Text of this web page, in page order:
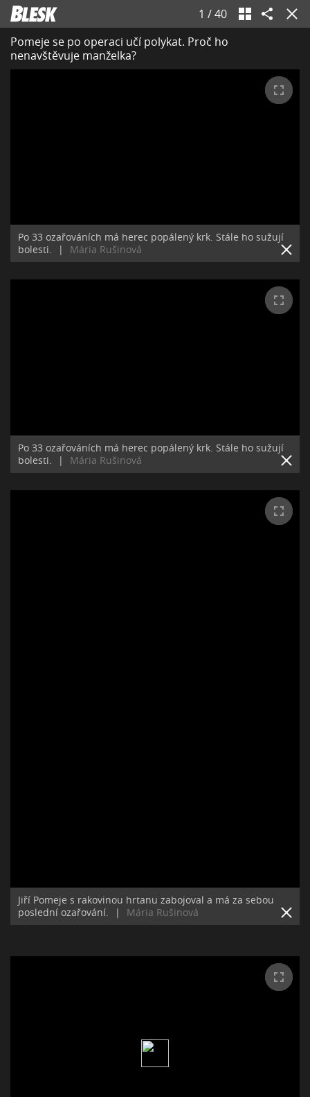
1 /40
Pomeje se po operaci učí polykat. Proč ho
nenavštěvuje manželka?
Po 33 ozařováních má herec popálený krk. Stále ho sužují
bolesti.
| Mária Rušinová
Po 33 ozařováních má herec popálený krk. Stále ho sužují
bolesti.
| Mária Rušinová
Jiří Pomeje s rakovinou hrtanu zabojoval a má za sebou
poslední ozařování.
| Mária Rušinová